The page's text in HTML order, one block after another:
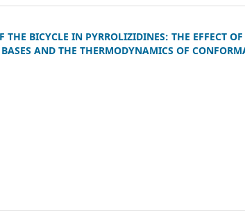
THE BICYCLE IN PYRROLIZIDINES: THE EFFECT
BASES AND THE THERMODYNAMICS OF